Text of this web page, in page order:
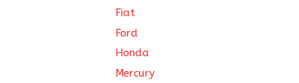
Fiat
Ford
Honda
Mercury